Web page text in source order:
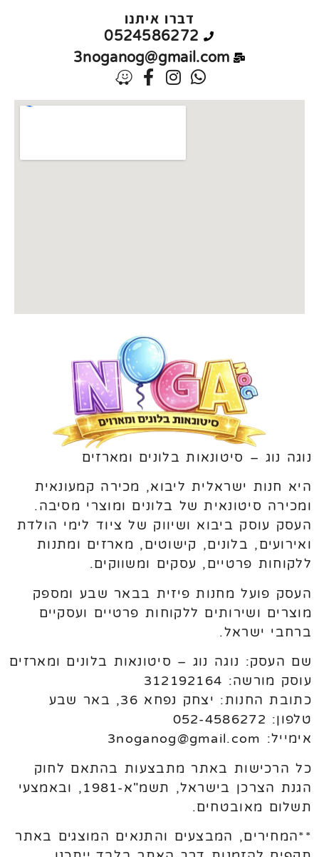
דברו איתנו
0524586272
3noganog@gmail.com
נוגה נוג – סיטונאות בלונים ומארזים
היא חנות ישראלית ליבוא, מכירה קמעונאית
ומכירה סיטונאית של בלונים ומוצרי מסיבה.
העסק עוסק ביבוא ושיווק של ציוד לימי הולדת
ואירועים, בלונים, קישוטים, מארזים ומתנות
ללקוחות פרטיים, עסקים ומשווקים.
העסק פועל מחנות פיזית בבאר שבע ומספק
מוצרים ושירותים ללקוחות פרטיים ועסקיים
ברחבי ישראל.
שם העסק: נוגה נוג – סיטונאות בלונים ומארזים
עוסק מורשה: 312192164
כתובת החנות: יצחק נפחא 36, באר שבע
טלפון: 052-4586272
אימייל: 3noganog@gmail.com
כל הרכישות באתר מתבצעות בהתאם לחוק
הגנת הצרכן בישראל, תשמ"א-1981, ובאמצעי
תשלום מאובטחים.
**המחירים, המבצעים והתנאים המוצגים באתר